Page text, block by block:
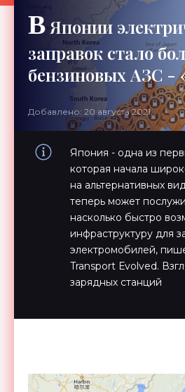
ВЯпонии
заправок стало
бензиновых АЗС -
Добавлено: 20 августа 2021
Япония - одна из
которая начала
на альтернативных
теперь может
насколько быстро
инфраструктуру для
электромобилей,
Transport Еvolved.
зарядных станций